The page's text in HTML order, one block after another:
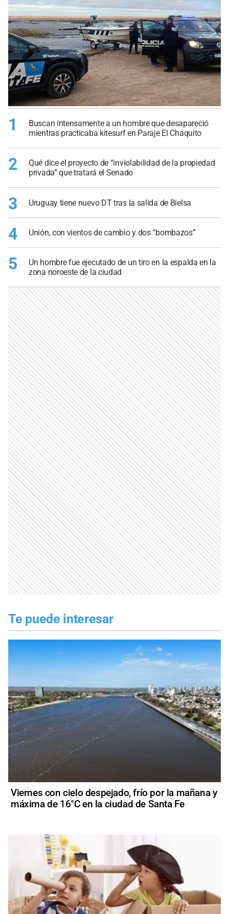
1
Buscan intensamente a un hombre que desapareció
mientras practicaba kitesurf en Paraje El Chaquito
2
Qué dice el proyecto de “inviolabilidad de la propiedad
privada” que tratará el Senado
3 Uruguay tiene nuevo DT tras la salida de Bielsa
4 Unión, con vientos de cambio y dos “bombazos”
5
Un hombre fue ejecutado de un tiro en la espalda en la
zona noroeste de la ciudad
Te puede interesar
Viernes con cielo despejado, frío por la mañana y
máxima de 16°C en la ciudad de Santa Fe